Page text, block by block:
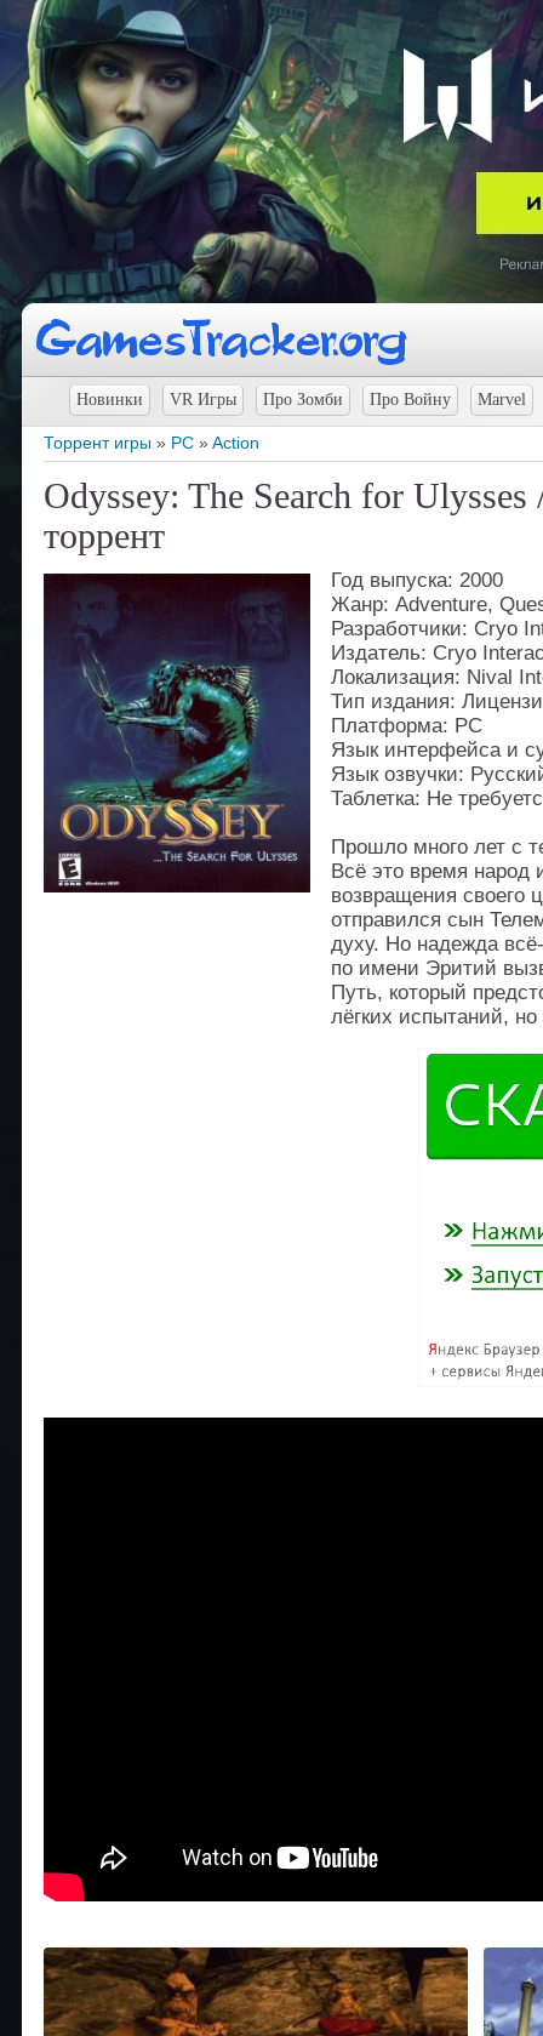
Новинки VR Игры Про Зомби Про Войну Marvel
Торрент игры » PC »Action
Odyssey: The Search for Ulysses
торрент
Год выпуска: 2000
Жанр: Adventure,
Разработчики: Cryo
Издатель: Cryo
Локализация: Nival
Тип издания:
Платформа: PC
Язык интерфейса и
Язык озвучки:
Таблетка: Не
Прошло много лет с
Всё это время
возвращения своего
отправился сын
духу. Но надежда
по имени Эритий
Путь, который
лёгких испытаний, но